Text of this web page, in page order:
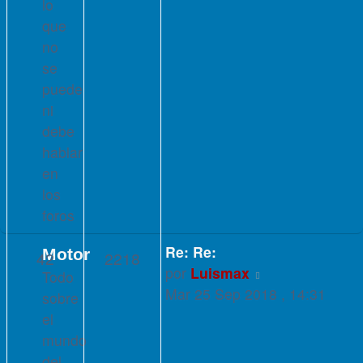
lo
que
no
se
puede
ni
debe
hablar
en
los
foros
Motor
Todo
sobre
el
mundo
42 2218
Re: Re:
por Luismax
último
Mar 25 Sep 2018 , 14:31